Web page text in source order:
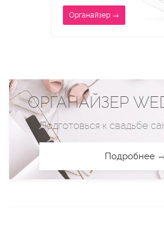
Органайзер →
ОРГАНАЙЗЕР
Подготовься к свадьбе
Подробнее